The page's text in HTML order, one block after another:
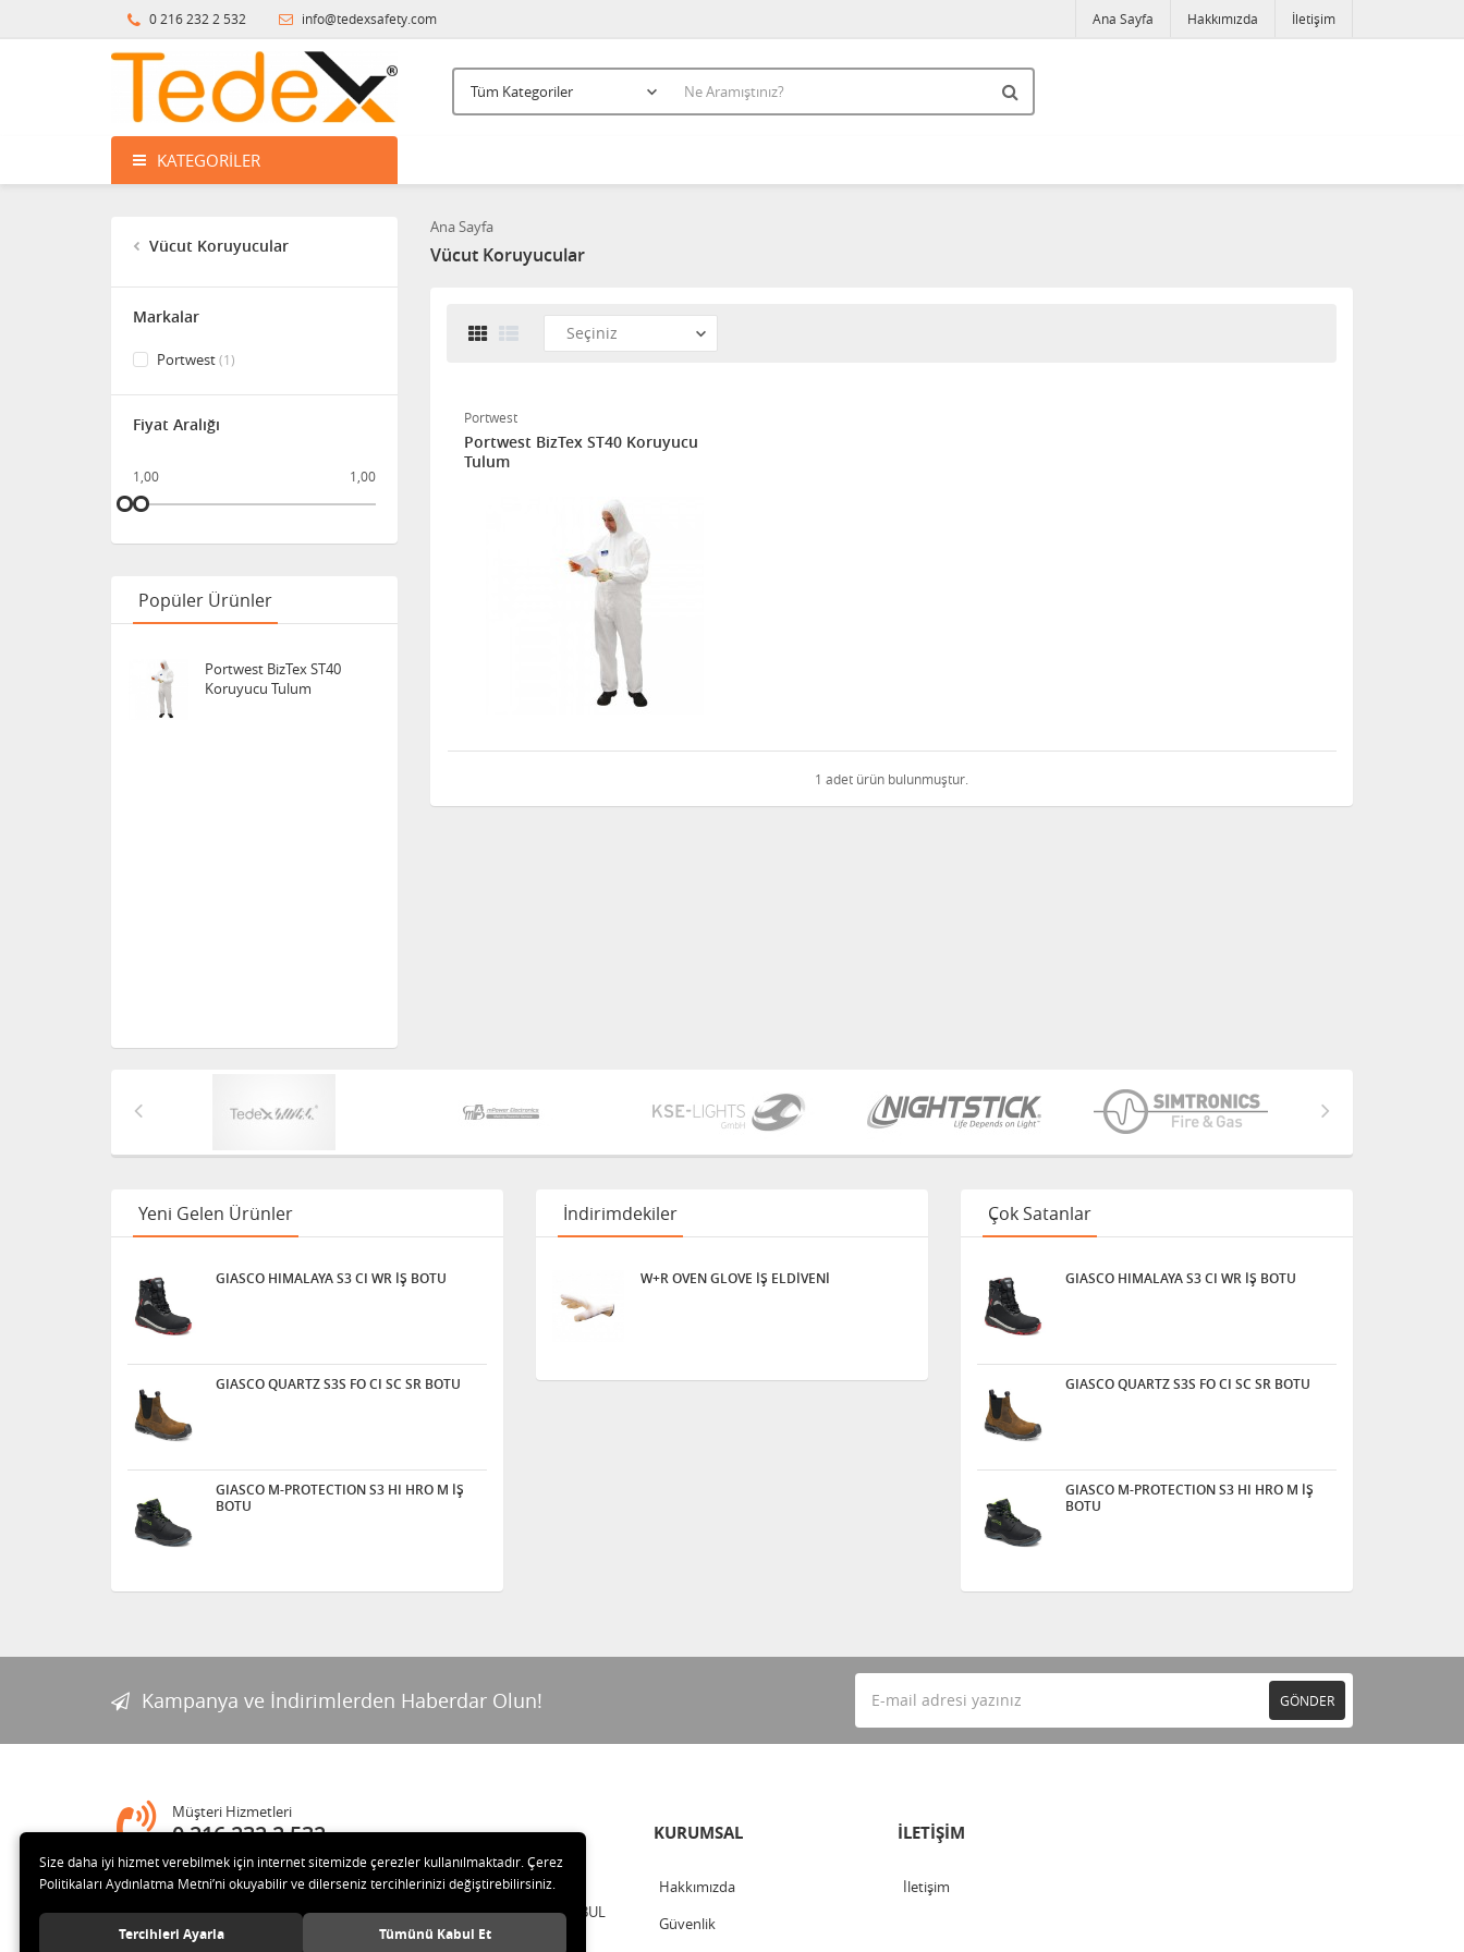
0 216 232 2 532 info@tedexsafety.com Ana Sayfa Hakkımızda İletişim
KATEGORILER
Vücut Koruyucular
Markalar
Portwest(1)
Fiyat Aralığı
1,00 1,00
Popüler Ürünler
Portwest BizTex ST40
Koruyucu Tulum
Ana Sayfa
Vücut Koruyucular
Portwest
Portwest BizTex ST40 Koruyucu
Tulum
1 adet ürün bulunmuştur.
Yeni Gelen Ürünler
GIASCO HIMALAYA S3 CI WR İŞ BOTU
GIASCO QUARTZ S3S FO CI SC SR BOTU
GIASCO M-PROTECTION S3 HI HRO M İŞ
BOTU
İndirimdekiler
W+R OVEN GLOVE İŞ ELDİVENİ
Çok Satanlar
GIASCO HIMALAYA S3 CI WR İŞ BOTU
GIASCO QUARTZ S3S FO CI SC SR BOTU
GIASCO M-PROTECTION S3 HI HRO M İŞ
BOTU
Kampanya ve İndirimlerden Haberdar Olun! GÖNDER
Müşteri Hizmetleri
0 216 232 2 532
Adres
ABDURRAHMANGAZİ MAH. MADIMAK SOK. NO:5/A SANCAKTEPE / İSTANBUL
KURUMSAL
Hakkımızda
Güvenlik
İLETİŞİM
İletişim
Size daha iyi hizmet verebilmek için internet sitemizde çerezler kullanılmaktadır. Çerez
Politikaları Aydınlatma Metni’ni okuyabilir ve dilerseniz tercihlerinizi değiştirebilirsiniz.
Tercihleri Ayarla Tümünü Kabul Et